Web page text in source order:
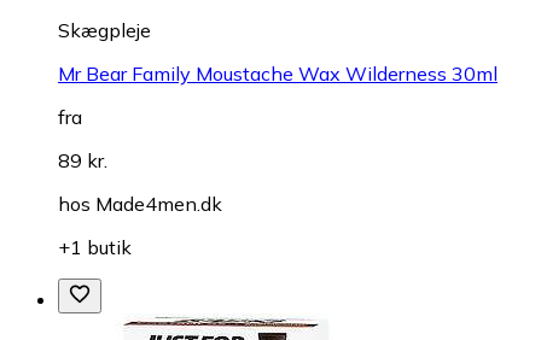
Skægpleje
Mr Bear Family Moustache Wax Wilderness 30ml
fra
89 kr.
hos Made4men.dk
+1 butik